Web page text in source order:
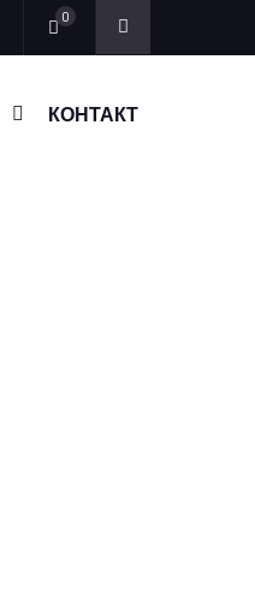
0
КОНТАКТ